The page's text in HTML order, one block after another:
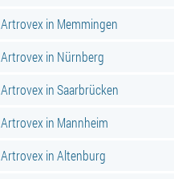
Artrovex in Memmingen
Artrovex in Nürnberg
Artrovex in Saarbrücken
Artrovex in Mannheim
Artrovex in Altenburg